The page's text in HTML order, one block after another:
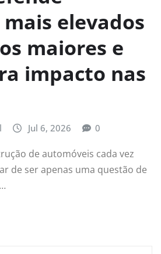
elevados
maiores e
impacto nas
Jul 6, 2026 0
de automóveis cada vez
de ser apenas uma questão de